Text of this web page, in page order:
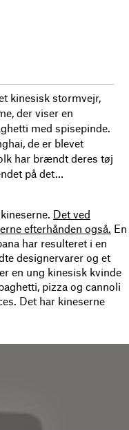
kinesisk stormvejr,
der viser en
med spisepinde.
de er blevet
har brændt deres tøj
på det…
Det ved
efterhånden også. En
har resulteret i en
designervarer og et
en ung kinesisk kvinde
pizza og cannoli
Det har kineserne